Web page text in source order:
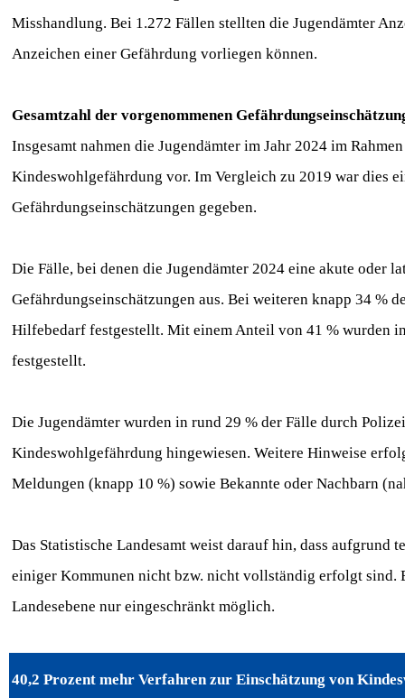
Misshandlung. Bei 1.272 Fällen stellten die Jugendämter
Anzeichen einer Gefährdung vorliegen können.
Gesamtzahl der vorgenommenen
Insgesamt nahmen die Jugendämter im Jahr 2024 im
Kindeswohlgefährdung vor. Im Vergleich zu 2019 war dies
Gefährdungseinschätzungen gegeben.
Die Fälle, bei denen die Jugendämter 2024 eine akute oder
Gefährdungseinschätzungen aus. Bei weiteren knapp 34 %
Hilfebedarf festgestellt. Mit einem Anteil von 41 % wurden
festgestellt.
Die Jugendämter wurden in rund 29 % der Fälle durch
Kindeswohlgefährdung hingewiesen. Weitere Hinweise
Meldungen (knapp 10 %) sowie Bekannte oder Nachbarn
Das Statistische Landesamt weist darauf hin, dass
einiger Kommunen nicht bzw. nicht vollständig erfolgt
Landesebene nur eingeschränkt möglich.
40,2 Prozent mehr Verfahren zur Einschätzung von